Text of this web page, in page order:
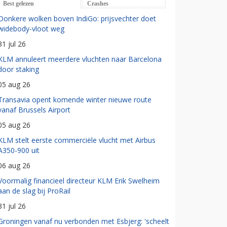
Best gelezen Crashes
wolken boven IndiGo: prijsvechter doet
vloot weg
jul 26
annuleert meerdere vluchten naar Barcelona
staking
aug 26
opent komende winter nieuwe route
Brussels Airport
aug 26
stelt eerste commerciële vlucht met Airbus
900 uit
aug 26
financieel directeur KLM Erik Swelheim
de slag bij ProRail
jul 26
vanaf nu verbonden met Esbjerg: 'scheelt